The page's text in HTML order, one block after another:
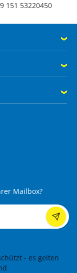
151 53220450
Mailbox?
- es gelten